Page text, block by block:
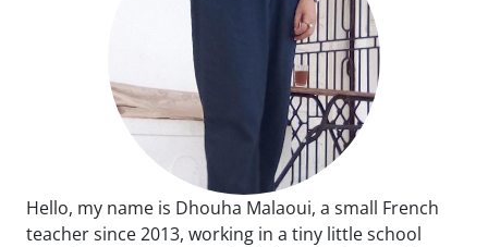
Hello, my name is Dhouha Malaoui, a small French
teacher since 2013, working in a tiny little school